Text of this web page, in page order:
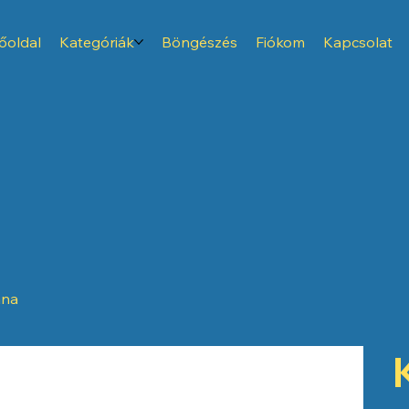
Kategóriák Böngészés Fiókom Kapcsolat